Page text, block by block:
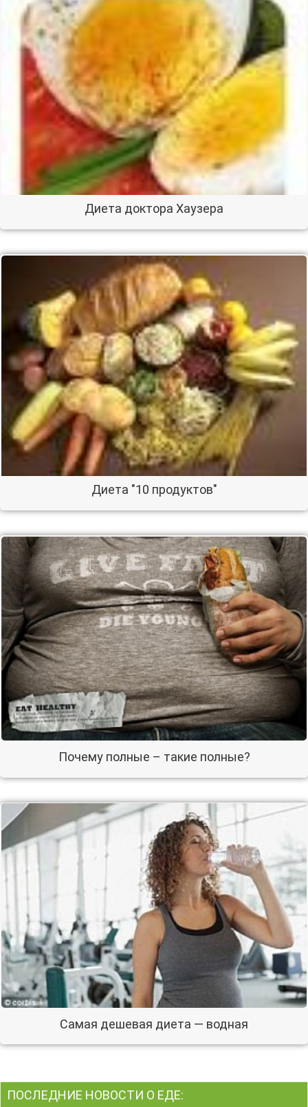
Диета доктора Хаузера
Диета "10 продуктов"
Почему полные – такие полные?
Самая дешевая диета — водная
ПОСЛЕДНИЕ НОВОСТИ О ЕДЕ: